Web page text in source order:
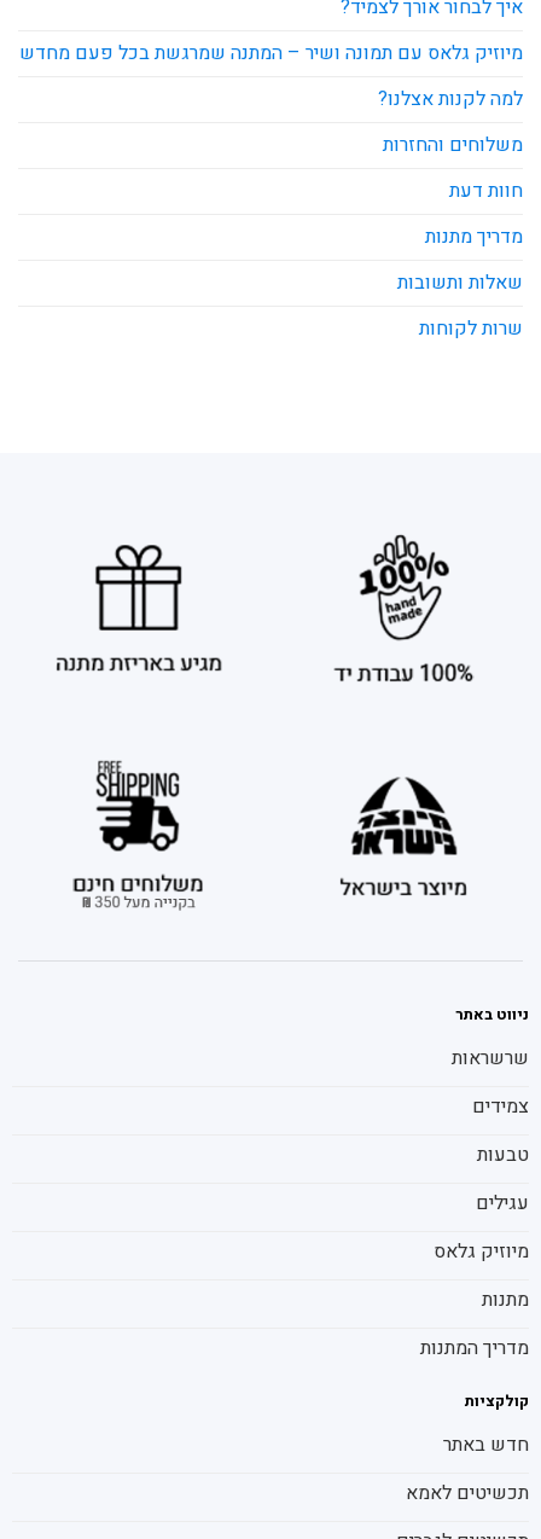
איך לבחור אורך לצמיד?
מיוזיק גלאס עם תמונה ושיר – המתנה שמרגשת בכל פעם מחדש
למה לקנות אצלנו?
משלוחים והחזרות
חוות דעת
מדריך מתנות
שאלות ותשובות
שרות לקוחות
ניווט באתר
שרשראות
צמידים
טבעות
עגילים
מיוזיק גלאס
מתנות
מדריך המתנות
קולקציות
חדש באתר
תכשיטים לאמא